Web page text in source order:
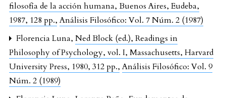
filosofía de la acción humana, Buenos Aires, Eudeba,
1987, 128 pp.,Análisis Filosófico: Vol. 7 Núm. 2 (1987)
Florencia Luna, Ned Block (ed.), Readings in
Philosophy of Psychology, vol. I, Massachusetts, Harvard
University Press, 1980, 312 pp.,Análisis Filosófico: Vol. 9
Núm. 2 (1989)